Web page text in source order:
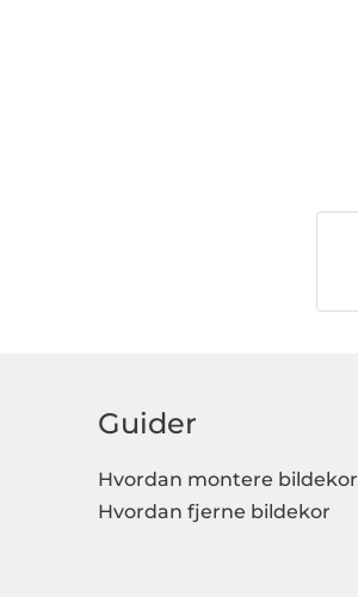
Guider
Hvordan montere bildekor
Hvordan fjerne bildekor